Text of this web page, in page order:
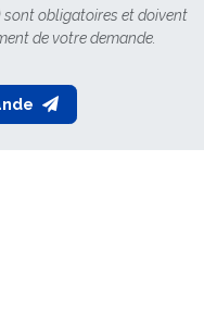
sont obligatoires et doivent
de votre demande.